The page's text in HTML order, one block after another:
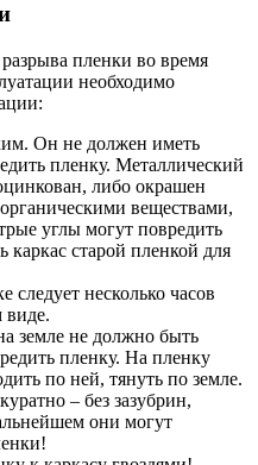
пленки во время
необходимо
Он не должен иметь
пленку. Металлический
либо окрашен
веществами,
углы могут повредить
каркас старой пленкой для
следует несколько часов
виде.
земле не должно быть
пленку. На пленку
по ней, тянуть по земле.
– без зазубрин,
они могут